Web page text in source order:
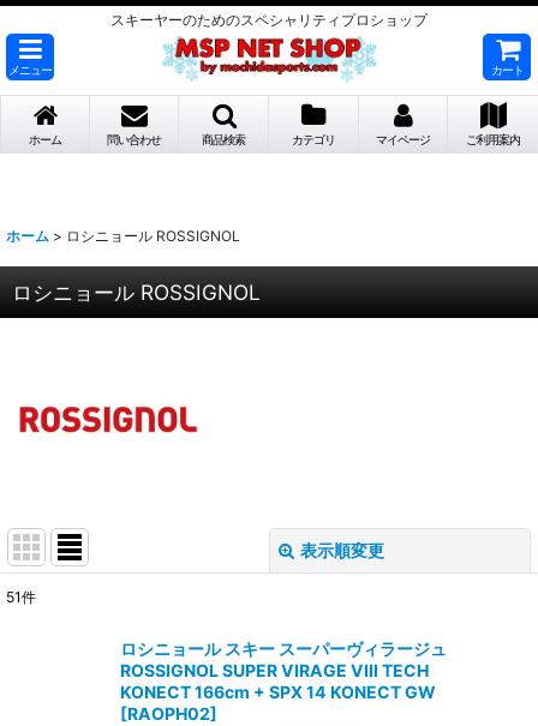
スキーヤーのためのスペシャリティプロショップ
メニュー カート
ホーム 問い合わせ 商品検索 カテゴリ マイページ ご利用案内
ホーム > ロシニョール ROSSIGNOL
ロシニョール ROSSIGNOL
表示順変更
51件
ロシニョール スキー スーパーヴィラージュ
ROSSIGNOL SUPER VIRAGE VIII TECH
KONECT 166cm + SPX 14 KONECT GW
[RAOPH02]